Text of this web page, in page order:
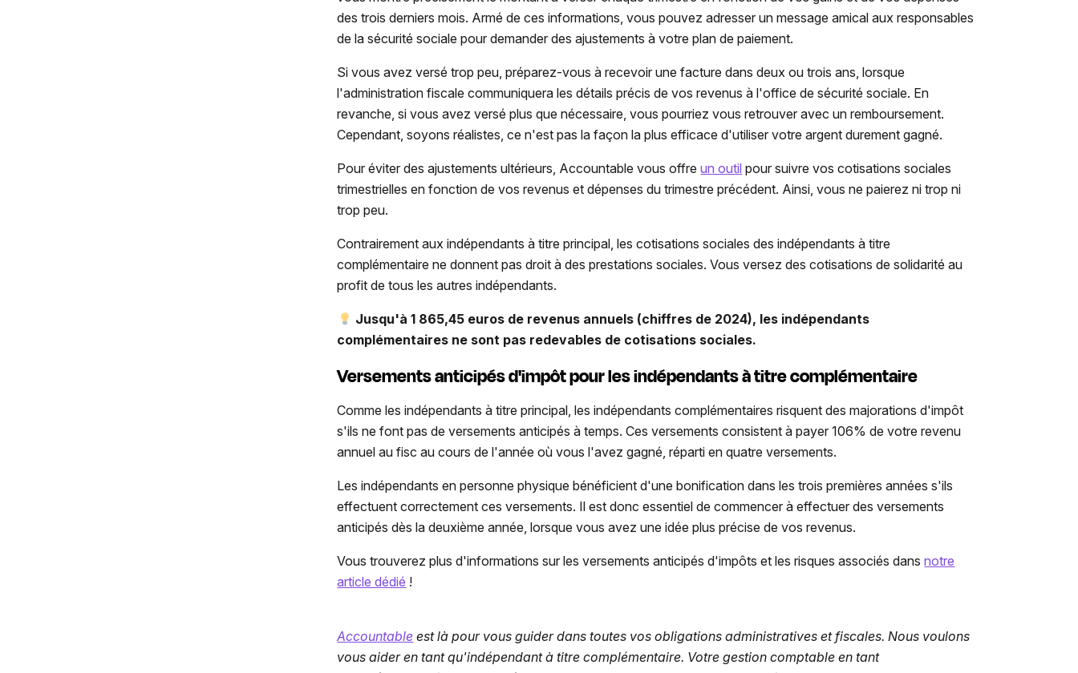
des trois derniers mois. Armé de ces informations, vous pouvez adresser un message amical aux responsables
de la sécurité sociale pour demander des ajustements à votre plan de paiement.
Si vous avez versé trop peu, préparez-vous à recevoir une facture dans deux ou trois ans, lorsque
l'administration fiscale communiquera les détails précis de vos revenus à l'office de sécurité sociale. En
revanche, si vous avez versé plus que nécessaire, vous pourriez vous retrouver avec un remboursement.
Cependant, soyons réalistes, ce n'est pas la façon la plus efficace d'utiliser votre argent durement gagné.
Pour éviter des ajustements ultérieurs, Accountable vous offreun outil pour suivre vos cotisations sociales
trimestrielles en fonction de vos revenus et dépenses du trimestre précédent. Ainsi, vous ne paierez ni trop ni
trop peu.
Contrairement aux indépendants à titre principal, les cotisations sociales des indépendants à titre
complémentaire ne donnent pas droit à des prestations sociales. Vous versez des cotisations de solidarité au
profit de tous les autres indépendants.
Jusqu'à 1 865,45 euros de revenus annuels (chiffres de 2024), les indépendants
complémentaires ne sont pas redevables de cotisations sociales.
Versements anticipés d'impôt pour les indépendants à titre complémentaire
Comme les indépendants à titre principal, les indépendants complémentaires risquent des majorations d'impôt
s'ils ne font pas de versements anticipés à temps. Ces versements consistent à payer 106% de votre revenu
annuel au fisc au cours de l'année où vous l'avez gagné, réparti en quatre versements.
Les indépendants en personne physique bénéficient d'une bonification dans les trois premières années s'ils
effectuent correctement ces versements. Il est donc essentiel de commencer à effectuer des versements
anticipés dès la deuxième année, lorsque vous avez une idée plus précise de vos revenus.
Vous trouverez plus d'informations sur les versements anticipés d'impôts et les risques associés dansnotre
article dédié !
Accountable est là pour vous guider dans toutes vos obligations administratives et fiscales. Nous voulons
vous aider en tant qu'indépendant à titre complémentaire. Votre gestion comptable en tant